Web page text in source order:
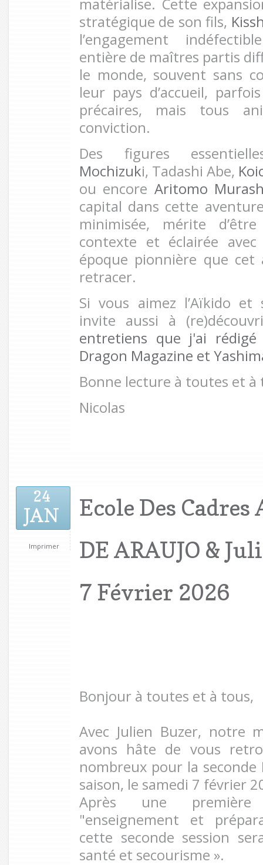
matérialise. Cette
stratégique de son fils,
l’engagement
entière de maîtres partis
le monde, souvent sans
leur pays d’accueil,
précaires, mais tous
conviction.
Des figures
Mochizuki, Tadashi Abe,
ou encore Aritomo
capital dans cette
minimisée, mérite
contexte et éclairée avec
époque pionnière que cet
retracer.
Si vous aimez l’Aïkido
invite aussi à
entretiens que j'ai rédigé
Dragon Magazine et
Bonne lecture à toutes et à
Nicolas
24
JAN
Imprimer
Ecole Des
DE ARAUJO &
7 Février 2026
Bonjour à toutes et à tous,
Avec Julien Buzer, notre
avons hâte de vous
nombreux pour la seconde
saison, le samedi 7 février
Après une première
"enseignement et
cette seconde session
santé et secourisme ».